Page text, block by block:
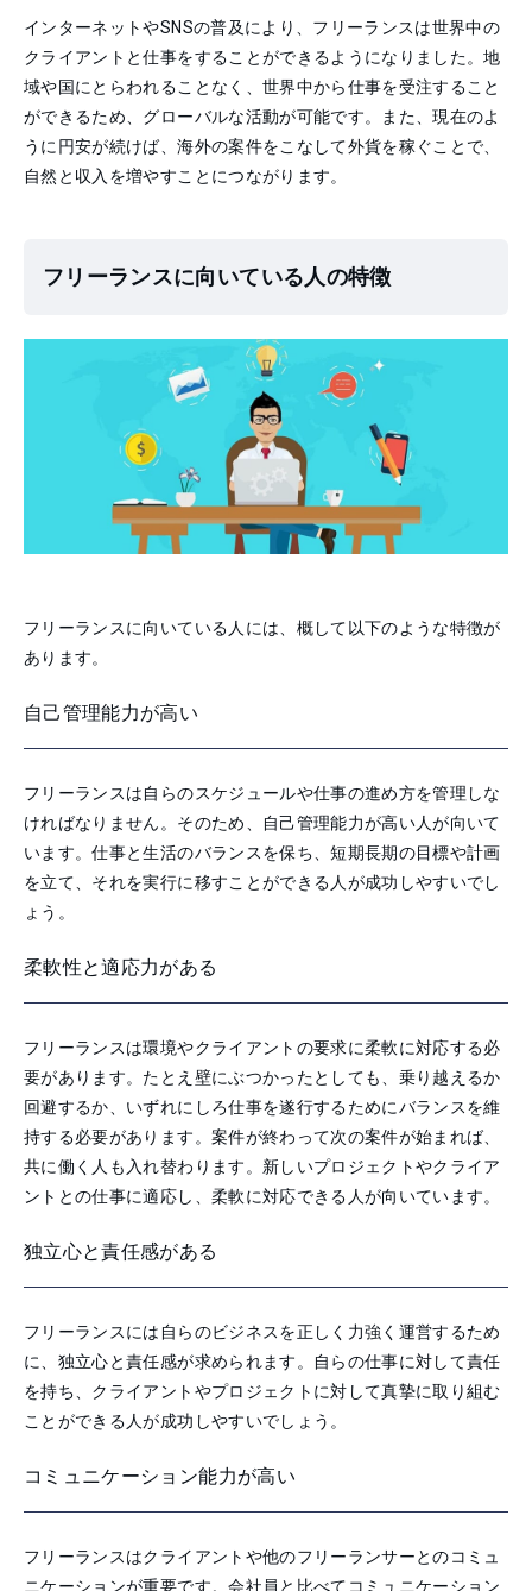
インターネットやSNSの普及により、フリーランスは世界中の
クライアントと仕事をすることができるようになりました。地
域や国にとらわれることなく、世界中から仕事を受注すること
ができるため、グローバルな活動が可能です。また、現在のよ
うに円安が続けば、海外の案件をこなして外貨を稼ぐことで、
自然と収入を増やすことにつながります。
フリーランスに向いている人の特徴
フリーランスに向いている人には、概して以下のような特徴が
あります。
自己管理能力が高い
フリーランスは自らのスケジュールや仕事の進め方を管理しな
ければなりません。そのため、自己管理能力が高い人が向いて
います。仕事と生活のバランスを保ち、短期長期の目標や計画
を立て、それを実行に移すことができる人が成功しやすいでし
ょう。
柔軟性と適応力がある
フリーランスは環境やクライアントの要求に柔軟に対応する必
要があります。たとえ壁にぶつかったとしても、乗り越えるか
回避するか、いずれにしろ仕事を遂行するためにバランスを維
持する必要があります。案件が終わって次の案件が始まれば、
共に働く人も入れ替わります。新しいプロジェクトやクライア
ントとの仕事に適応し、柔軟に対応できる人が向いています。
独立心と責任感がある
フリーランスには自らのビジネスを正しく力強く運営するため
に、独立心と責任感が求められます。自らの仕事に対して責任
を持ち、クライアントやプロジェクトに対して真摯に取り組む
ことができる人が成功しやすいでしょう。
コミュニケーション能力が高い
フリーランスはクライアントや他のフリーランサーとのコミュ
ニケーションが重要です。会社員と比べてコミュニケーション